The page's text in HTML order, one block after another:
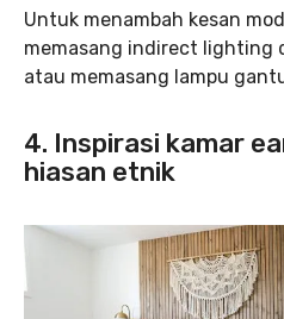
Untuk menambah kesan
memasang indirect lighting
atau memasang lampu
4. Inspirasi kamar
hiasan etnik